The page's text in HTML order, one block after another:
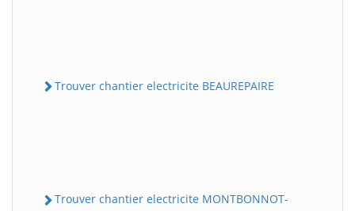
Trouver chantier electricite BEAUREPAIRE
Trouver chantier electricite MONTBONNOT-